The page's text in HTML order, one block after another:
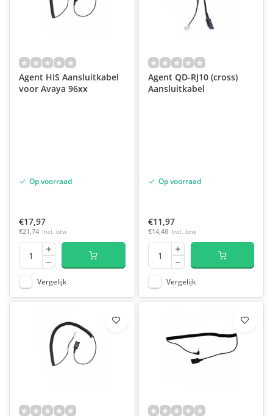
Agent HIS Aansluitkabel
voor Avaya 96xx
Op voorraad
€17,97
€21,74 Incl. btw
Vergelijk
Agent QD-RJ10 (cross)
Aansluitkabel
Op voorraad
€11,97
€14,48 Incl. btw
Vergelijk